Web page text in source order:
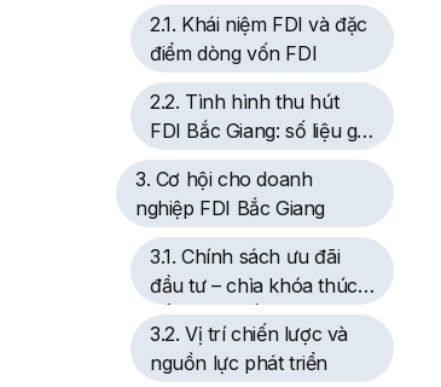
2.1. Khái niệm FDI và đặc
điểm dòng vốn FDI
2.2. Tình hình thu hút
FDI Bắc Giang: số liệu giai
đoạn 2021-2025
3. Cơ hội cho doanh
nghiệp FDI Bắc Giang
3.1. Chính sách ưu đãi
đầu tư – chìa khóa thúc
đẩy dòng vốn FDI
3.2. Vị trí chiến lược và
nguồn lực phát triển